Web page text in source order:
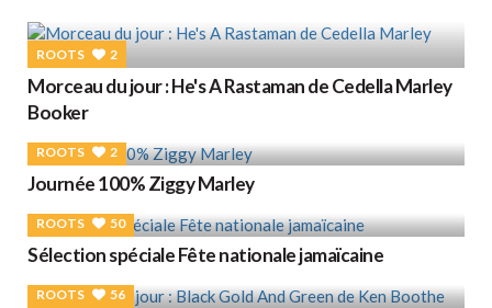
ROOTS 2
Morceau du jour : He's A Rastaman de Cedella Marley
Booker
ROOTS 2
Journée 100% Ziggy Marley
ROOTS 50
Sélection spéciale Fête nationale jamaïcaine
ROOTS 56